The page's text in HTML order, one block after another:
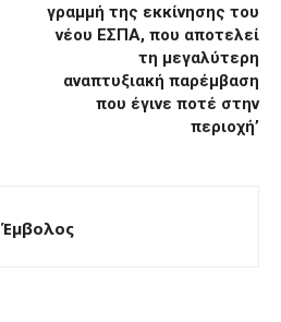
γραμμή της εκκίνησης του
νέου ΕΣΠΑ, που αποτελεί
τη μεγαλύτερη
αναπτυξιακή παρέμβαση
που έγινε ποτέ στην
περιοχή’
Έμβολος